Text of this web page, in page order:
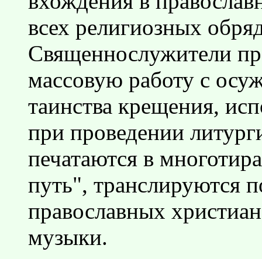
всех религиозных
Священнослужители
массовую работу с
таинства крещения,
при проведении
печатаются в
путь", транслируются
православных
музыки.